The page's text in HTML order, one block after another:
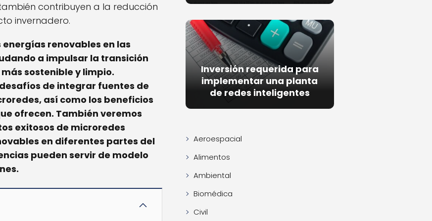
contribuyen a la reducción
invernadero.
renovables en las
a impulsar la transición
sostenible y limpio.
de integrar fuentes de
así como los beneficios
ofrecen. También veremos
exitosos de microredes
en diferentes partes del
pueden servir de modelo
Inversión requerida para
implementar una planta
de redes inteligentes
Aeroespacial
Alimentos
Ambiental
Biomédica
Civil